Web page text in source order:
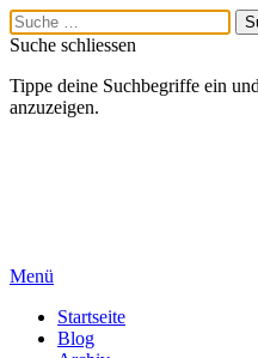
Suche schliessen
Tippe deine Suchbegriffe ein
anzuzeigen.
Menü
Startseite
Blog